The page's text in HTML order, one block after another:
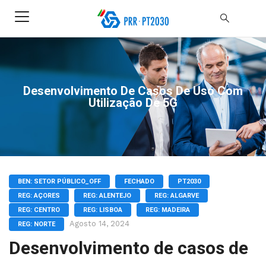
Desenvolvimento De Casos De Uso Com
Utilização De 5G
BEN: SETOR PÚBLICO_OFF FECHADO
PT2030
REG: AÇORES
REG: ALENTEJO
REG: ALGARVE
REG: CENTRO
REG: LISBOA
REG: MADEIRA
REG: NORTE
Agosto 14, 2024
Desenvolvimento de casos de